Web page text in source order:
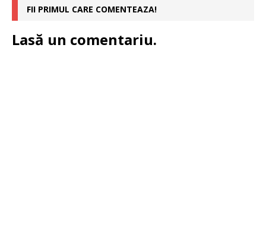
FII PRIMUL CARE COMENTEAZA!
Lasă un comentariu.